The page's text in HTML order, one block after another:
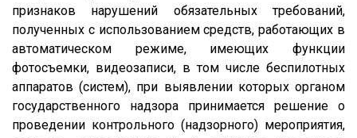
признаков нарушений обязательных требований,
полученных с использованием средств, работающих в
автоматическом режиме, имеющих функции
фотосъемки, видеозаписи, в том числе беспилотных
аппаратов (систем), при выявлении которых органом
государственного надзора принимается решение о
проведении контрольного (надзорного) мероприятия,